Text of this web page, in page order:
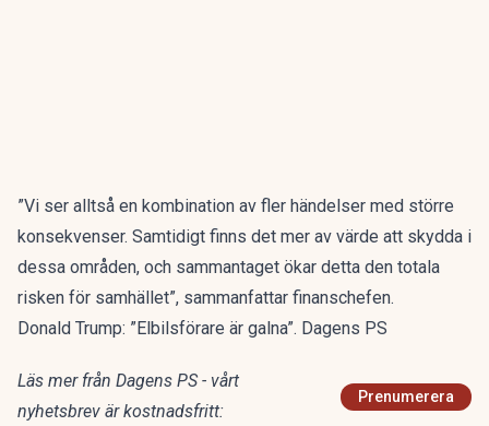
”Vi ser alltså en kombination av fler händelser med större
konsekvenser. Samtidigt finns det mer av värde att skydda i
dessa områden, och sammantaget ökar detta den totala
risken för samhället”, sammanfattar finanschefen.
Donald Trump: ”Elbilsförare är galna”. Dagens PS
Läs mer från Dagens PS - vårt
nyhetsbrev är kostnadsfritt:
Prenumerera